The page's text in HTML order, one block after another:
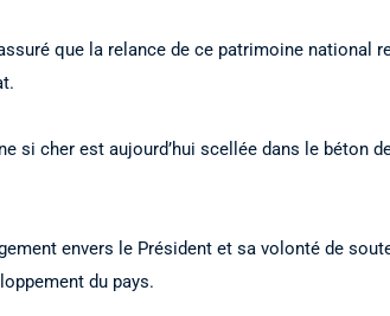
que la relance de ce patrimoine national
si cher est aujourd’hui scellée dans le béton
envers le Président et sa volonté de
du pays.